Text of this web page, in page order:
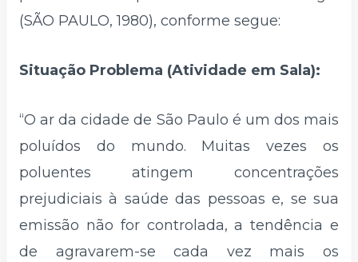
(SÃO PAULO, 1980), conforme segue:
Situação Problema (Atividade em Sala):
“O ar da cidade de São Paulo é um dos mais
poluídos do mundo. Muitas vezes os
poluentes atingem concentrações
prejudiciais à saúde das pessoas e, se sua
emissão não for controlada, a tendência e
de agravarem-se cada vez mais os